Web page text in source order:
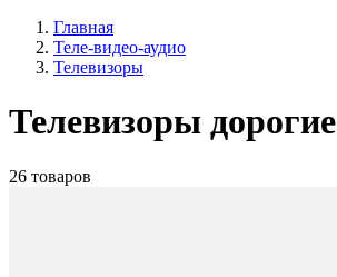
Главная
Теле-видео-аудио
Телевизоры
Телевизоры дорогие
26 товаров